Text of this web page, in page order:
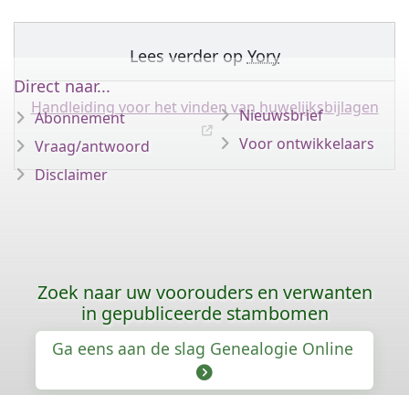
Lees verder op Yory
Handleiding voor het vinden van huwelijksbijlagen
Direct naar...
Abonnement
Vraag/antwoord
Disclaimer
Nieuwsbrief
Voor ontwikkelaars
Zoek naar uw voorouders en verwanten
in gepubliceerde stambomen
Ga eens aan de slag Genealogie Online